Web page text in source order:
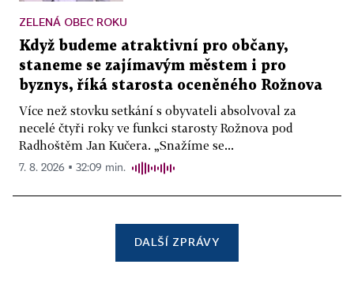
ZELENÁ OBEC ROKU
Když budeme atraktivní pro občany,
staneme se zajímavým městem i pro
byznys, říká starosta oceněného Rožnova
Více než stovku setkání s obyvateli absolvoval za
necelé čtyři roky ve funkci starosty Rožnova pod
Radhoštěm Jan Kučera. „Snažíme se...
7. 8. 2026 ▪ 32:09 min.
DALŠÍ ZPRÁVY